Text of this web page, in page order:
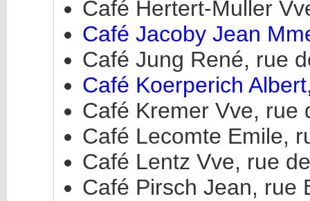
Café Hertert-Muller
Café Jacoby Jean
Café Jung René, rue
Café Koerperich
Café Kremer Vve, rue
Café Lecomte Emile,
Café Lentz Vve, rue
Café Pirsch Jean, rue